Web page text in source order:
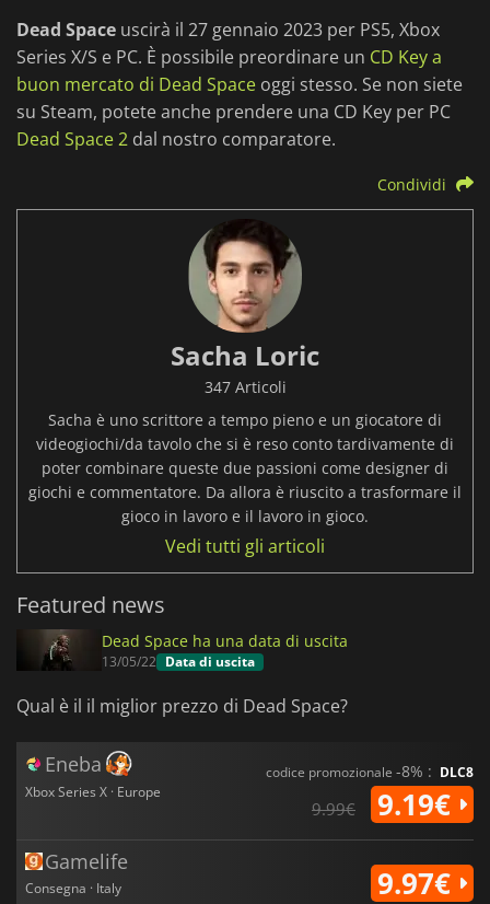
Dead Space uscirà il 27 gennaio 2023 per PS5, Xbox
Series X/S e PC. È possibile preordinare un CD Key a
buon mercato di Dead Space oggi stesso. Se non siete
su Steam, potete anche prendere una CD Key per PC
Dead Space 2 dal nostro comparatore.
Condividi
Sacha Loric
347 Articoli
Sacha è uno scrittore a tempo pieno e un giocatore di
videogiochi/da tavolo che si è reso conto tardivamente di
poter combinare queste due passioni come designer di
giochi e commentatore. Da allora è riuscito a trasformare il
gioco in lavoro e il lavoro in gioco.
Vedi tutti gli articoli
Featured news
Dead Space ha una data di uscita
13/05/22 Data di uscita
Qual è il il miglior prezzo di Dead Space?
Eneba
Xbox Series X · Europe
codice promozionale -8% : DLC8
9.99€ 9.19€
Gamelife
Consegna · Italy 9.97€